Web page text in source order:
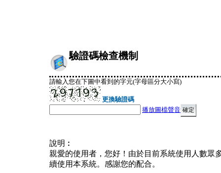
驗證碼檢查機制
請輸入您在下圖中看到的字元(字母區分大小寫)
更換驗證碼
播放圖檔聲音
說明︰
親愛的使用者，您好！由於目前系統使用人數眾
續使用本系統。感謝您的配合。